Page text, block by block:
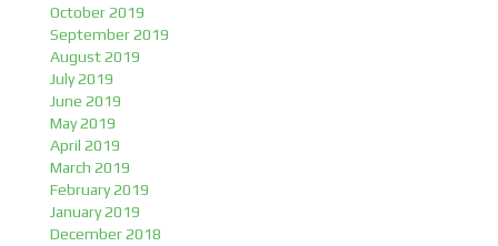
October 2019
September 2019
August 2019
July 2019
June 2019
May 2019
April 2019
March 2019
February 2019
January 2019
December 2018